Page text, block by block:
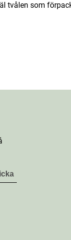
tvålen som